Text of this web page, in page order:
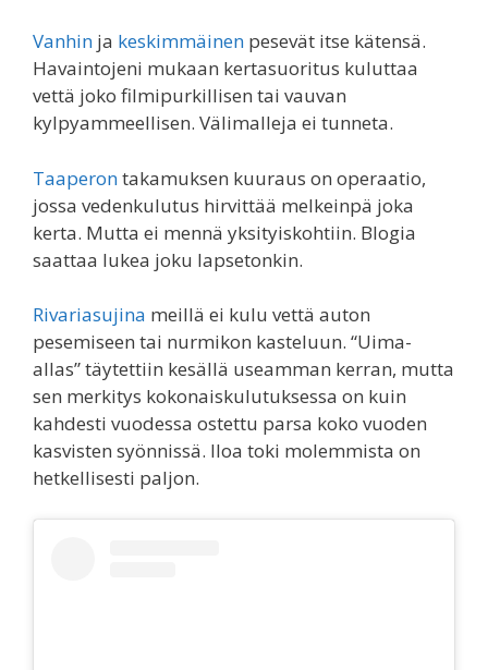
Vanhin ja keskimmäinen pesevät itse kätensä.
Havaintojeni mukaan kertasuoritus kuluttaa
vettä joko filmipurkillisen tai vauvan
kylpyammeellisen. Välimalleja ei tunneta.
Taaperontakamuksen kuuraus on operaatio,
jossa vedenkulutus hirvittää melkeinpä joka
kerta. Mutta ei mennä yksityiskohtiin. Blogia
saattaa lukea joku lapsetonkin.
Rivariasujina meillä ei kulu vettä auton
pesemiseen tai nurmikon kasteluun. “Uima-
allas” täytettiin kesällä useamman kerran, mutta
sen merkitys kokonaiskulutuksessa on kuin
kahdesti vuodessa ostettu parsa koko vuoden
kasvisten syönnissä. Iloa toki molemmista on
hetkellisesti paljon.